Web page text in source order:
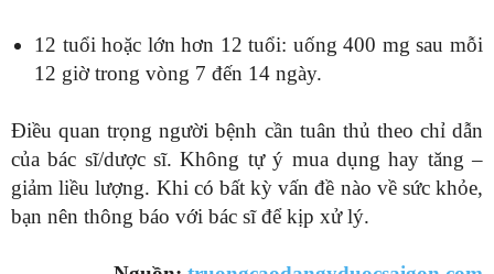
12 tuổi hoặc lớn hơn 12 tuổi: uống 400 mg sau mỗi
12 giờ trong vòng 7 đến 14 ngày.
Điều quan trọng người bệnh cần tuân thủ theo chỉ dẫn
của bác sĩ/dược sĩ. Không tự ý mua dụng hay tăng –
giảm liều lượng. Khi có bất kỳ vấn đề nào về sức khỏe,
bạn nên thông báo với bác sĩ để kịp xử lý.